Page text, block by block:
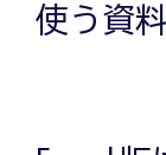
使う資